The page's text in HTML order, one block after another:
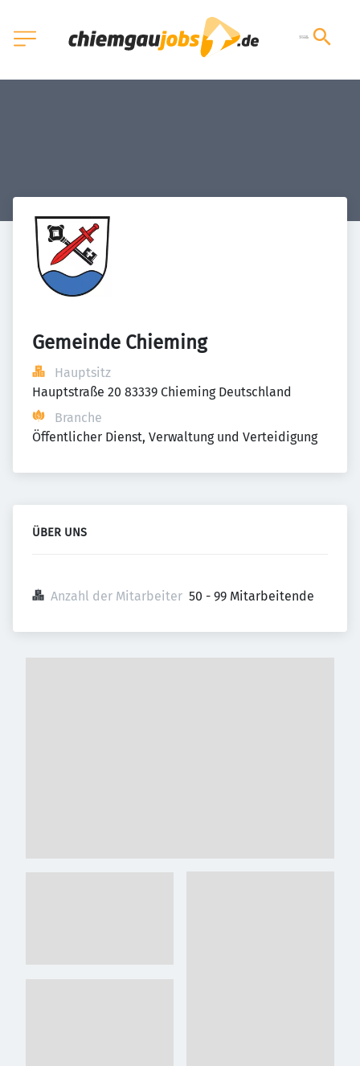
Gemeinde Chieming
Hauptsitz
Hauptstraße 20 83339 Chieming Deutschland
Branche
Öffentlicher Dienst, Verwaltung und Verteidigung
ÜBER UNS
Anzahl der Mitarbeiter 50 - 99 Mitarbeitende